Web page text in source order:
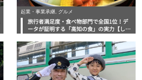
起業・事業承継, グルメ
旅行者満足度・食べ物部門で全国1位！デ
ータが証明する「高知の食」の実力【しぎ